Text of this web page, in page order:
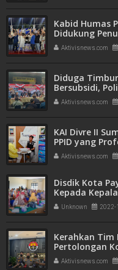
Kabid Humas
Didukung
dan
Aktivisnews.com
Diduga
Bersubsidi,
1.350 Liter
Aktivisnews.com
KAI Divre II
PPID yang
untuk
Aktivisnews.com
Disdik Kota
Kepada
Unknown 2022-
Kerahkan Tim
Pertolongan
Persebaya
Aktivisnews.com